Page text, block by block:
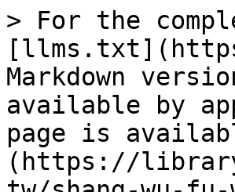
> For the
Markdown
available by
page is
(https://